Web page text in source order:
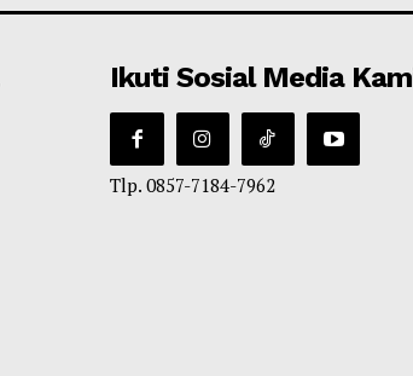
Ikuti Sosial Media
Tlp. 0857-7184-7962